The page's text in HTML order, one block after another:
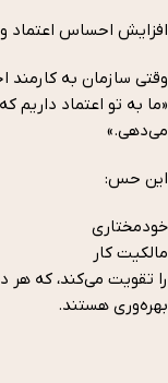
افزایش احساس اعتماد
وقتی سازمان به کارمند
«ما به تو اعتماد داریم
می‌دهی.»
این حس:
خودمختاری
مالکیت کار
را تقویت می‌کند، که هر
بهره‌وری هستند.